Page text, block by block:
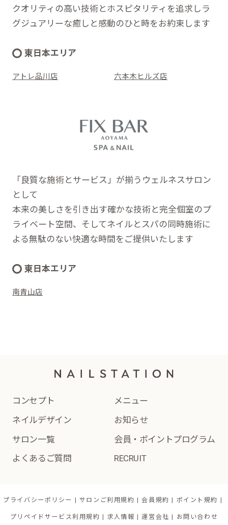
クオリティの高い技術とホスピタリティを追求しラ
グジュアリーな癒しと感動のひと時をお約束します
東日本エリア
アトレ品川店 六本木ヒルズ店
「良質な施術とサービス」が揃うウェルネスサロン
として
本来の美しさを引き出す確かな技術と完全個室のプ
ライベート空間、そしてネイルとスパの同時施術に
よる無駄のない快適な時間をご提供いたします
東日本エリア
南青山店
コンセプト
メニュー
ネイルデザイン
お知らせ
サロン一覧
会員・ポイントプログラム
よくあるご質問
RECRUIT
プライバシーポリシー サロンご利用規約 会員規約 ポイント規約
プリペイドサービス利用規約 求人情報 運営会社 お問い合わせ